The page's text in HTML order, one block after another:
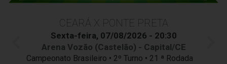
CEARÁ X PONTE PRETA
Sexta-feira, 07/08/2026 - 20:30
Arena Vozão (Castelão) - Capital/CE
Campeonato Brasileiro • 2º Turno • 21 ª Rodada